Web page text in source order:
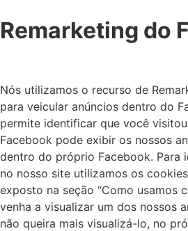
Remarketing do
Nós utilizamos o recurso de
para veicular anúncios dentro do
permite identificar que você
Facebook pode exibir os nossos
dentro do próprio Facebook. Para
no nosso site utilizamos os
exposto na seção “Como usamos
venha a visualizar um dos nossos
não queira mais visualizá-lo, no